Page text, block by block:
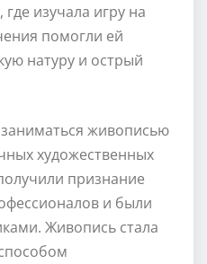
изучала игру на
помогли ей
натуру и острый
живописью
художественных
признание
и были
Живопись стала